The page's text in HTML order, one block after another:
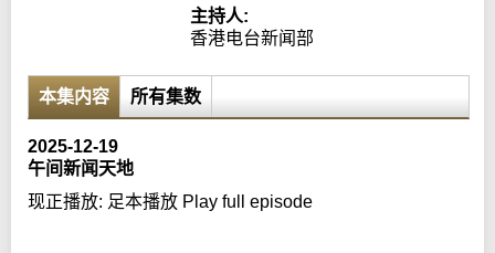
主持人:
香港电台新闻部
本集内容 所有集数
2025-12-19
午间新闻天地
现正播放: 足本播放 Play full episode